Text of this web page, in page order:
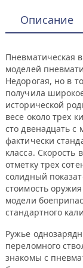
Описание
Пневматическая
моделей
Недорогая, но в
получила
исторической
весе около трех
сто двенадцать с
фактически
класса.
отметку трех
солидный
стоимость
модели
стандартного
Ружье
переломного
знакомы с